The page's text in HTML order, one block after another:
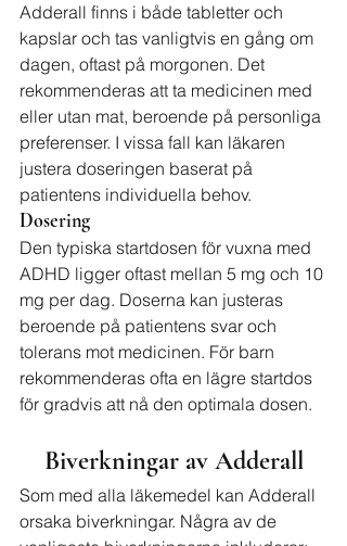
Adderall finns i både tabletter och
kapslar och tas vanligtvis en gång om
dagen, oftast på morgonen. Det
rekommenderas att ta medicinen med
eller utan mat, beroende på personliga
preferenser. I vissa fall kan läkaren
justera doseringen baserat på
patientens individuella behov.
Dosering
Den typiska startdosen för vuxna med
ADHD ligger oftast mellan 5 mg och 10
mg per dag. Doserna kan justeras
beroende på patientens svar och
tolerans mot medicinen. För barn
rekommenderas ofta en lägre startdos
för gradvis att nå den optimala dosen.
Biverkningar av Adderall
Som med alla läkemedel kan Adderall
orsaka biverkningar. Några av de